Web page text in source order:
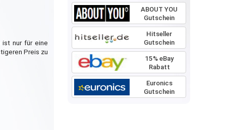
ist nur für eine
Preis zu
ABOUT YOU
Gutschein
Hitseller
Gutschein
15% eBay
Rabatt
Euronics
Gutschein